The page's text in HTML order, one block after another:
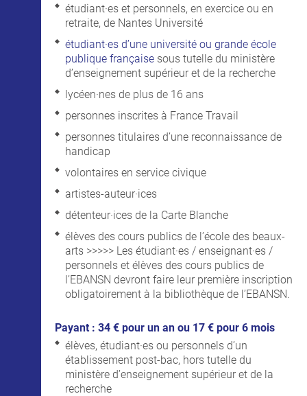
étudiant·es et personnels, en exercice ou en
retraite, de Nantes Université
étudiant·es d’une université ou grande école
publique française sous tutelle du ministère
d’enseignement supérieur et de la recherche
lycéen·nes de plus de 16 ans
personnes inscrites à France Travail
personnes titulaires d’une reconnaissance de
handicap
volontaires en service civique
artistes-auteur·ices
détenteur·ices de la Carte Blanche
élèves des cours publics de l’école des beaux-
arts >>>>> Les étudiant·es / enseignant·es /
personnels et élèves des cours publics de
l’EBANSN devront faire leur première inscription
obligatoirement à la bibliothèque de l’EBANSN.
Payant : 34 € pour un an ou 17 € pour 6 mois
élèves, étudiant·es ou personnels d’un
établissement post-bac, hors tutelle du
ministère d’enseignement supérieur et de la
recherche